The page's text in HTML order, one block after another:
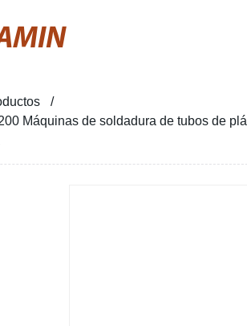
Máquinas de soldadura de tubos de